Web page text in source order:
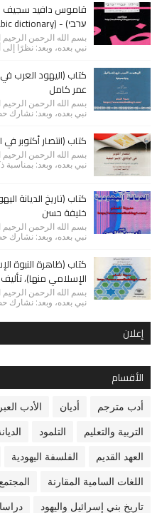
قاموس دافيد سجيف
ערבי) - (David Sagiv (Hebrew-Arabic dictionary
بسم الله الرحمن الرحيم
نبي بعده، وبعد: نظرًا
كتاب (اليهود العرب
عمر كامل
بسم الله الرحمن الرحيم
نبي بعده، وبعد: نشارك
كتاب (انتصار أكتوبر في
بسم الله الرحمن الرحيم
نبي بعده، وبعد:
كتاب (تاريخ الديانة
خليفة حسن
بسم الله الرحمن الرحيم
نبي بعده، وبعد: نشارك
كتاب (ظاهرة النبوة
الإسلامي منها)،
بسم الله الرحمن الرحيم
نبي بعده، وبعد: نشارك
إعلان
الأقسام
أدب مترجم أديان الأدب
التربية والتعليم التلمود
العهد القديم الفلسفة اليهودية
اللغات السامية المقارنة
تاريخ بني إسرائيل واليهود